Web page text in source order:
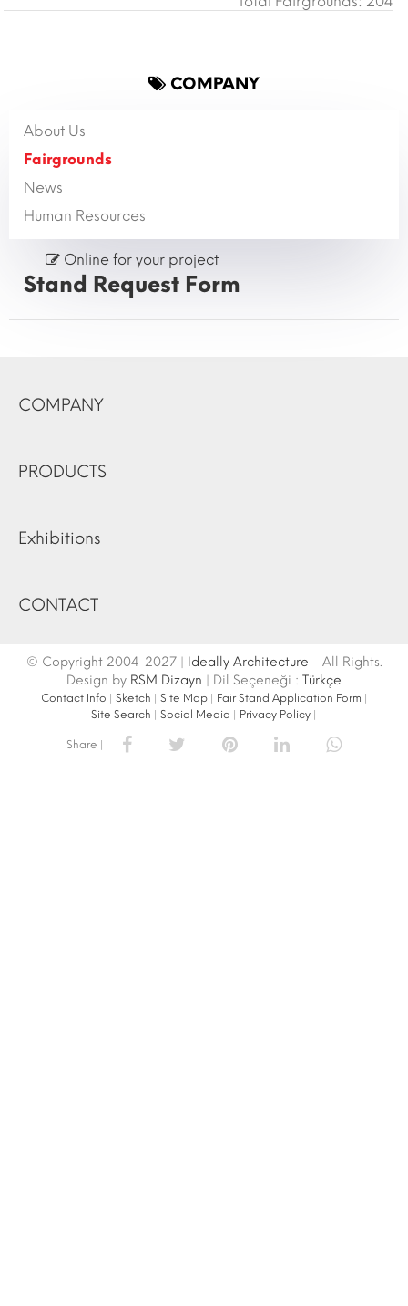
COMPANY
About Us
Fairgrounds
News
Human Resources
Online for your project
Stand Request Form
COMPANY
PRODUCTS
Exhibitions
CONTACT
© Copyright 2004-2027 | Ideally Architecture - All Rights.
Design by RSM Dizayn | Dil Seçeneği : Türkçe
Contact Info Sketch Site Map| Fair Stand Application Form
Site Search
Social Media Privacy Policy
Share |